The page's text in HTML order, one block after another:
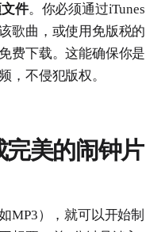
件。你必须通过iTunes
歌曲，或使用免版税的
费下载。这能确保你是
，不侵犯版权。
美的闹钟片
MP3），就可以开始制